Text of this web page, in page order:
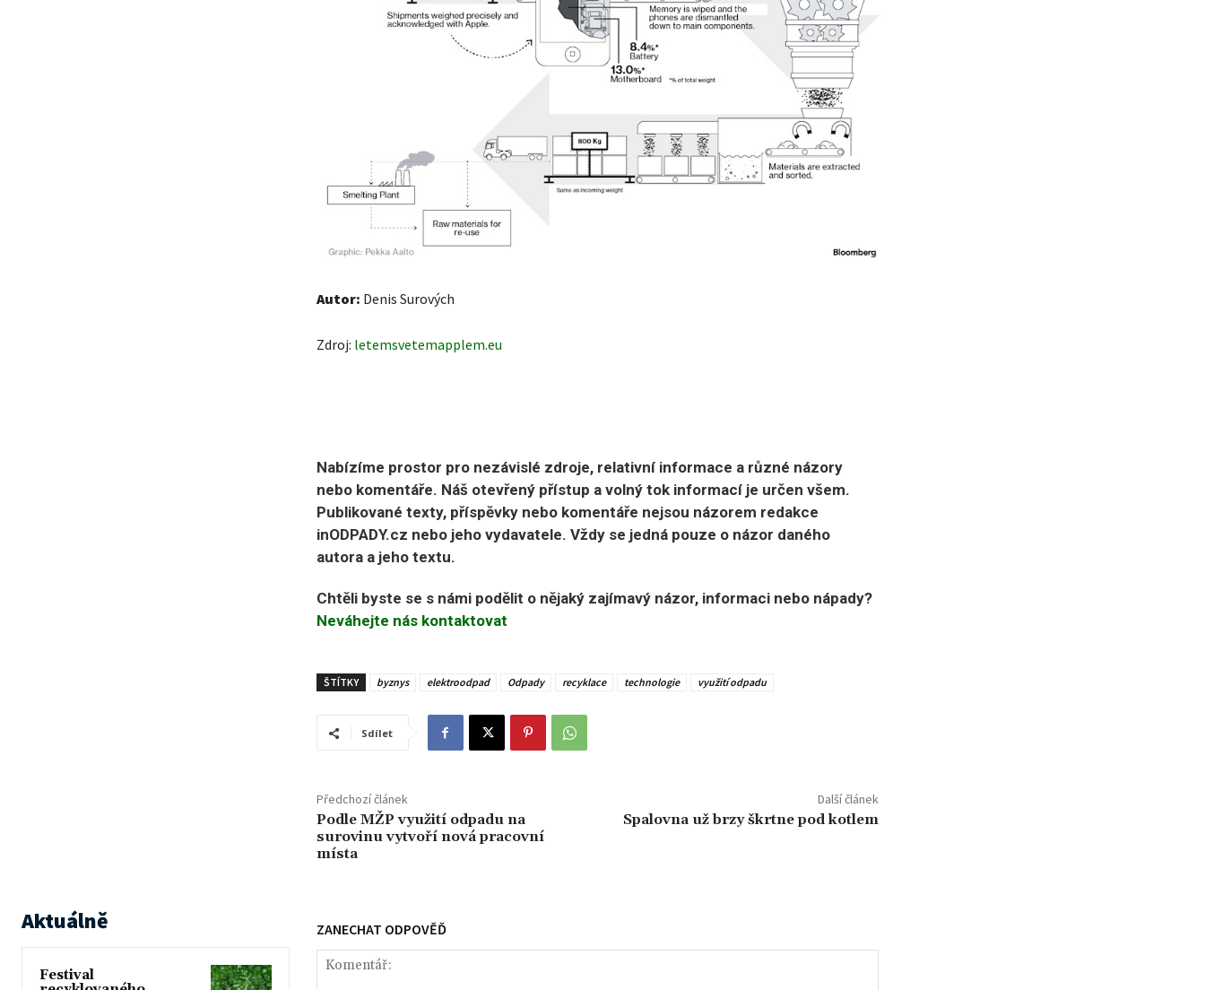
Autor: Denis Surových
Zdroj: letemsvetemapplem.eu
Nabízíme prostor pro nezávislé zdroje, relativní informace a různé názory
nebo komentáře. Náš otevřený přístup a volný tok informací je určen všem.
Publikované texty, příspěvky nebo komentáře nejsou názorem redakce
inODPADY.cz nebo jeho vydavatele. Vždy se jedná pouze o názor daného
autora a jeho textu.
Chtěli byste se s námi podělit o nějaký zajímavý názor, informaci nebo nápady?
Neváhejte nás kontaktovat
ŠTÍTKY byznys elektroodpad Odpady recyklace technologie využití odpadu
Sdílet
Předchozí článek
Podle MŽP využití odpadu na
surovinu vytvoří nová pracovní
místa
Další článek
Spalovna už brzy škrtne pod kotlem
Aktuálně
Festival
ZANECHAT ODPOVĚĎ